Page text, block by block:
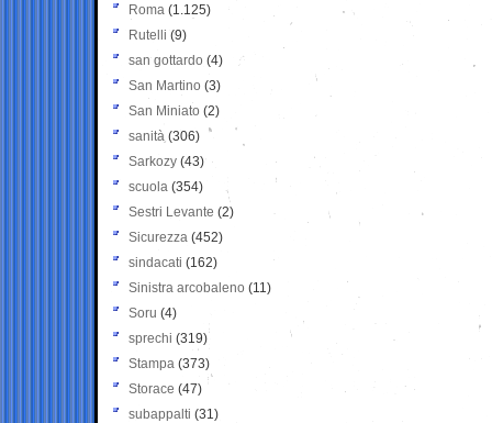
Roma (1.125)
Rutelli (9)
san gottardo (4)
San Martino (3)
San Miniato (2)
sanità (306)
Sarkozy (43)
scuola (354)
Sestri Levante (2)
Sicurezza (452)
sindacati (162)
Sinistra arcobaleno (11)
Soru (4)
sprechi (319)
Stampa (373)
Storace (47)
subappalti (31)